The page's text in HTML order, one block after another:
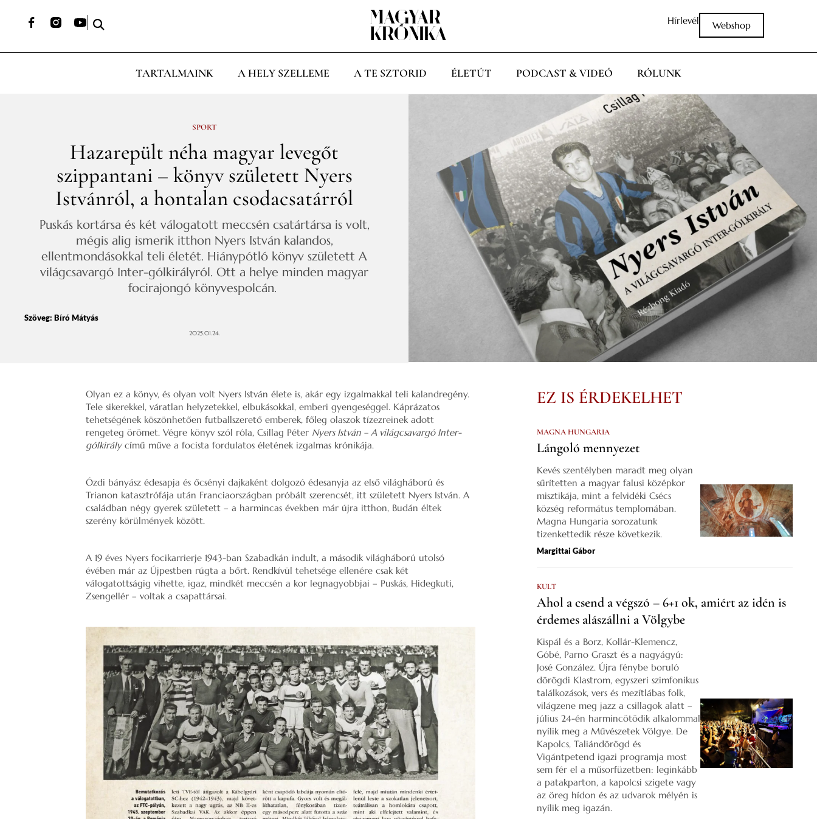
Hírlevél Webshop
TARTALMAINK A HELY SZELLEME A TE SZTORID ÉLETÚT PODCAST & VIDEÓ RÓLUNK
SPORT
Hazarepült néha magyar levegőt
szippantani – könyv született Nyers
Istvánról, a hontalan csodacsatárról
Puskás kortársa és két válogatott meccsén csatártársa is volt,
mégis alig ismerik itthon Nyers István kalandos,
ellentmondásokkal teli életét. Hiánypótló könyv született A
világcsavargó Inter-gólkirályról. Ott a helye minden magyar
focirajongó könyvespolcán.
Szöveg: Bíró Mátyás
2025.01.24.
Olyan ez a könyv, és olyan volt Nyers István élete is, akár egy izgalmakkal teli kalandregény.
Tele sikerekkel, váratlan helyzetekkel, elbukásokkal, emberi gyengeséggel. Káprázatos
tehetségének köszönhetően futballszerető emberek, főleg olaszok tízezreinek adott
rengeteg örömet. Végre könyv szól róla, Csillag Péter Nyers István – A világcsavargó Inter-
gólkirálycímű műve a focista fordulatos életének izgalmas krónikája.
Ózdi bányász édesapja és őcsényi dajkaként dolgozó édesanyja az első világháború és
Trianon katasztrófája után Franciaországban próbált szerencsét, itt született Nyers István. A
családban négy gyerek született – a harmincas években már újra itthon, Budán éltek
szerény körülmények között.
A 19 éves Nyers focikarrierje 1943-ban Szabadkán indult, a második világháború utolsó
évében már az Újpestben rúgta a bőrt. Rendkívül tehetsége ellenére csak két
válogatottságig vihette, igaz, mindkét meccsén a kor legnagyobbjai – Puskás, Hidegkuti,
Zsengellér – voltak a csapattársai.
EZ IS ÉRDEKELHET
MAGNA HUNGARIA
Lángoló mennyezet
Kevés szentélyben maradt meg olyan
sűrítetten a magyar falusi középkor
misztikája, mint a felvidéki Csécs
község református templomában.
Magna Hungaria sorozatunk
tizenkettedik része következik.
Margittai Gábor
KULT
Ahol a csend a végszó – 6+1 ok, amiért az idén is
érdemes alászállni a Völgybe
Kispál és a Borz, Kollár-Klemencz,
Góbé, Parno Graszt és a nagyágyú:
José González. Újra fénybe boruló
dörögdi Klastrom, egyszeri szimfonikus
találkozások, vers és mezítlábas folk,
világzene meg jazz a csillagok alatt –
július 24-én harmincötödik alkalommal
nyílik meg a Művészetek Völgye. De
Kapolcs, Taliándörögd és
Vigántpetend igazi programja most
sem fér el a műsorfüzetben: leginkább
a patakparton, a kapolcsi szigete vagy
az öreg hídon és az udvarok mélyén is
nyílik meg igazán.